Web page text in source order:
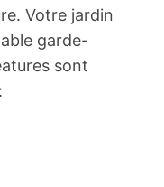
Votre jardin
garde-
sont